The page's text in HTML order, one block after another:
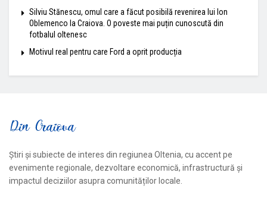
Silviu Stănescu, omul care a făcut posibilă revenirea lui Ion
Oblemenco la Craiova. O poveste mai puțin cunoscută din
fotbalul oltenesc
Motivul real pentru care Ford a oprit producția
Știri și subiecte de interes din regiunea Oltenia, cu accent pe
evenimente regionale, dezvoltare economică, infrastructură și
impactul deciziilor asupra comunităților locale.